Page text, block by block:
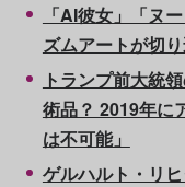
「AI彼女」「ヌ
ズムアートが切
トランプ前大統
術品？ 2019年に
は不可能」
ゲルハルト・リ